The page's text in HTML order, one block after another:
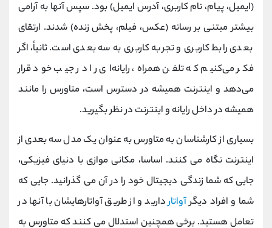
(ایمیل، پیام، نام کاربری، آدرس ایمیل) بود. سپس آنها به آرامی
بیشتر مبتنی بر رسانه (عکس، فیلم، پخش زنده) شدند. ارتقای
بعدی رابط کاربری و تجربه کاربری به سه بعدی است. ثانیاً، اگر
فکر می‌کنیم که تلفن همراه، رایانه‌ای را در جیب خود قرار
می‌دهد و اینترنت همیشه در دسترس است، متاورس را مانند
همیشه در داخل رایانه و اینترنت در نظر بگیرید.
بسیاری از کارشناسان به متاورس به عنوان یک مدل سه بعدی از
اینترنت نگاه می کنند. اساسا، مکانی موازی با دنیای فیزیکی،
جایی که شما زندگی دیجیتال خود را در آن می گذرانید. جایی که
شما و افراد دیگرآواتاردارید و از طریق آواتارهایشان با آنها در
تعامل هستید. برخی همچنین استدلال می کنند که متاورس به